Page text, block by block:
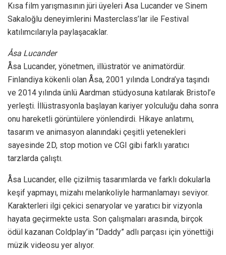
Kısa film yarışmasının jüri üyeleri Asa Lucander ve Sinem
Sakaloğlu deneyimlerini Masterclass’lar ile Festival
katılımcılarıyla paylaşacaklar.
Åsa Lucander
Åsa Lucander, yönetmen, illüstratör ve animatördür.
Finlandiya kökenli olan Åsa, 2001 yılında Londra’ya taşındı
ve 2014 yılında ünlü Aardman stüdyosuna katılarak Bristol’e
yerleşti. İllüstrasyonla başlayan kariyer yolculuğu daha sonra
onu hareketli görüntülere yönlendirdi. Hikaye anlatımı,
tasarım ve animasyon alanındaki çeşitli yetenekleri
sayesinde 2D, stop motion ve CGI gibi farklı yaratıcı
tarzlarda çalıştı.
Åsa Lucander, elle çizilmiş tasarımlarda ve farklı dokularla
keşif yapmayı, mizahı melankoliyle harmanlamayı seviyor.
Karakterleri ilgi çekici senaryolar ve yaratıcı bir vizyonla
hayata geçirmekte usta. Son çalışmaları arasında, birçok
ödül kazanan Coldplay’in “Daddy” adlı parçası için yönettiği
müzik videosu yer alıyor.